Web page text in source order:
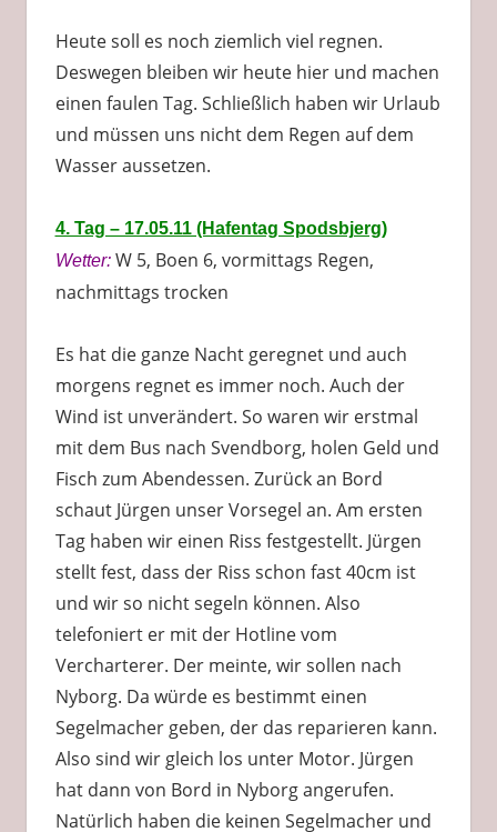
Heute soll es noch ziemlich viel regnen.
Deswegen bleiben wir heute hier und machen
einen faulen Tag. Schließlich haben wir Urlaub
und müssen uns nicht dem Regen auf dem
Wasser aussetzen.
4. Tag – 17.05.11 (Hafentag Spodsbjerg)
Wetter:W 5, Boen 6, vormittags Regen,
nachmittags trocken
Es hat die ganze Nacht geregnet und auch
morgens regnet es immer noch. Auch der
Wind ist unverändert. So waren wir erstmal
mit dem Bus nach Svendborg, holen Geld und
Fisch zum Abendessen. Zurück an Bord
schaut Jürgen unser Vorsegel an. Am ersten
Tag haben wir einen Riss festgestellt. Jürgen
stellt fest, dass der Riss schon fast 40cm ist
und wir so nicht segeln können. Also
telefoniert er mit der Hotline vom
Vercharterer. Der meinte, wir sollen nach
Nyborg. Da würde es bestimmt einen
Segelmacher geben, der das reparieren kann.
Also sind wir gleich los unter Motor. Jürgen
hat dann von Bord in Nyborg angerufen.
Natürlich haben die keinen Segelmacher und